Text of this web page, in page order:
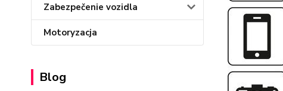
Zabezpečenie vozidla
Motoryzacja
Blog